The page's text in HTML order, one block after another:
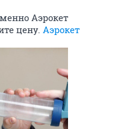
Аэрокет
цену. Аэрокет